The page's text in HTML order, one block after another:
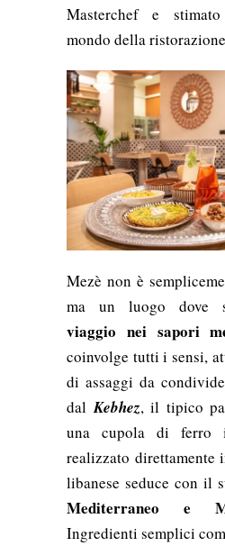
Masterchef e
mondo della
Mezè non è
ma un luogo dove
viaggio nei sapori
coinvolge tutti i sensi,
di assaggi da
dalKebhez, il tipico
una cupola di ferro
realizzato direttamente
libanese seduce con il
Mediterraneo e
Ingredienti semplici